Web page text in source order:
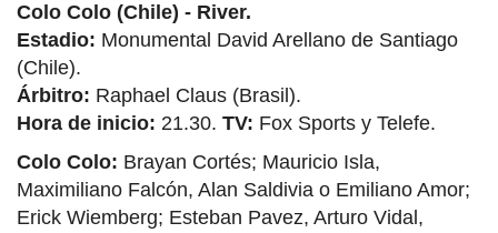
Colo Colo (Chile) - River.
Estadio: Monumental David Arellano de Santiago
(Chile).
Árbitro: Raphael Claus (Brasil).
Hora de inicio: 21.30. TV: Fox Sports y Telefe.
Colo Colo: Brayan Cortés; Mauricio Isla,
Maximiliano Falcón, Alan Saldivia o Emiliano Amor;
Erick Wiemberg; Esteban Pavez, Arturo Vidal,